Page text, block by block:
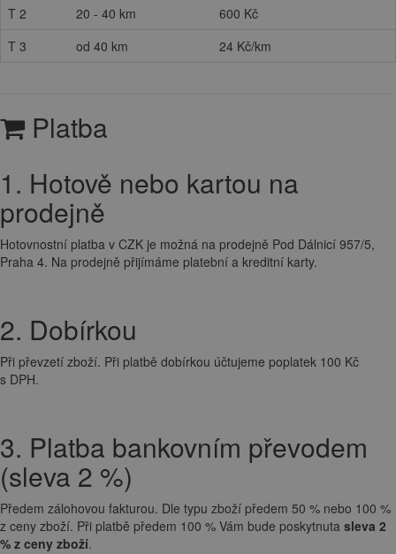
T 2
20 - 40 km
600 Kč
T 3
od 40 km 24 Kč/km
Platba
1. Hotově nebo kartou na
prodejně
Hotovnostní platba v CZK je možná na prodejně Pod Dálnicí 957/5,
Praha 4. Na prodejně přijímáme platební a kreditní karty.
2. Dobírkou
Při převzetí zboží. Při platbě dobírkou účtujeme poplatek 100 Kč
s DPH.
3. Platba bankovním převodem
(sleva 2 %)
Předem zálohovou fakturou. Dle typu zboží předem 50 % nebo 100 %
z ceny zboží. Při platbě předem 100 % Vám bude poskytnuta sleva 2
% z ceny zboží.